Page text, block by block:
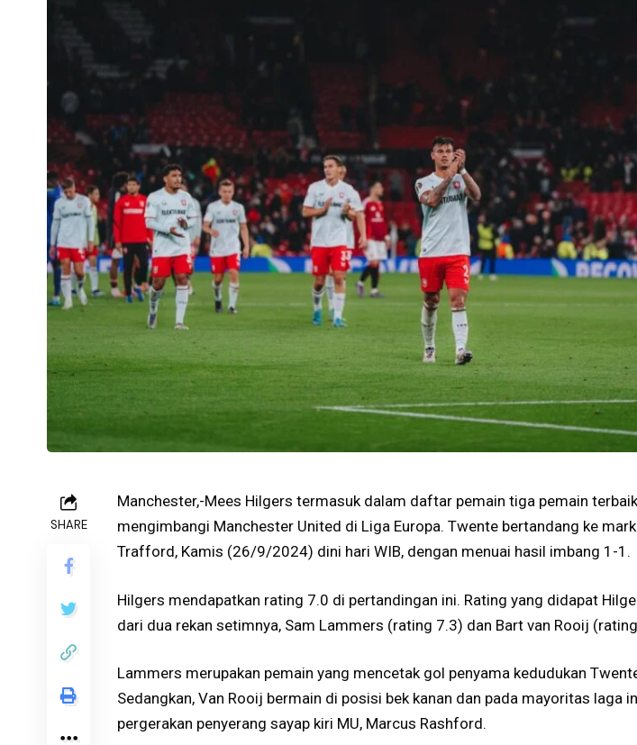
SHARE
Manchester,-Mees Hilgers termasuk dalam daftar pemain tiga pemain
mengimbangi Manchester United di Liga Europa. Twente bertandang ke
Trafford, Kamis (26/9/2024) dini hari WIB, dengan menuai hasil imbang 1-1.
Hilgers mendapatkan rating 7.0 di pertandingan ini. Rating yang didapat
dari dua rekan setimnya, Sam Lammers (rating 7.3) dan Bart van Rooij
Lammers merupakan pemain yang mencetak gol penyama kedudukan
Sedangkan, Van Rooij bermain di posisi bek kanan dan pada mayoritas laga
pergerakan penyerang sayap kiri MU, Marcus Rashford.